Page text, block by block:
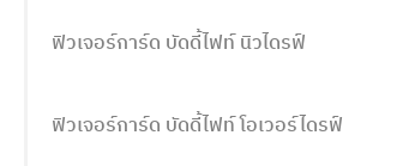
ฟิวเจอร์การ์ด บัดดี้ไฟท์ นิวไดรฟ์
ฟิวเจอร์การ์ด บัดดี้ไฟท์ โอเวอร์ไดรฟ์